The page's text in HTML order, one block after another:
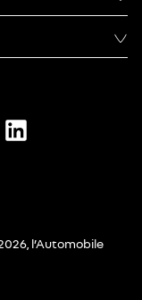
l’Automobile